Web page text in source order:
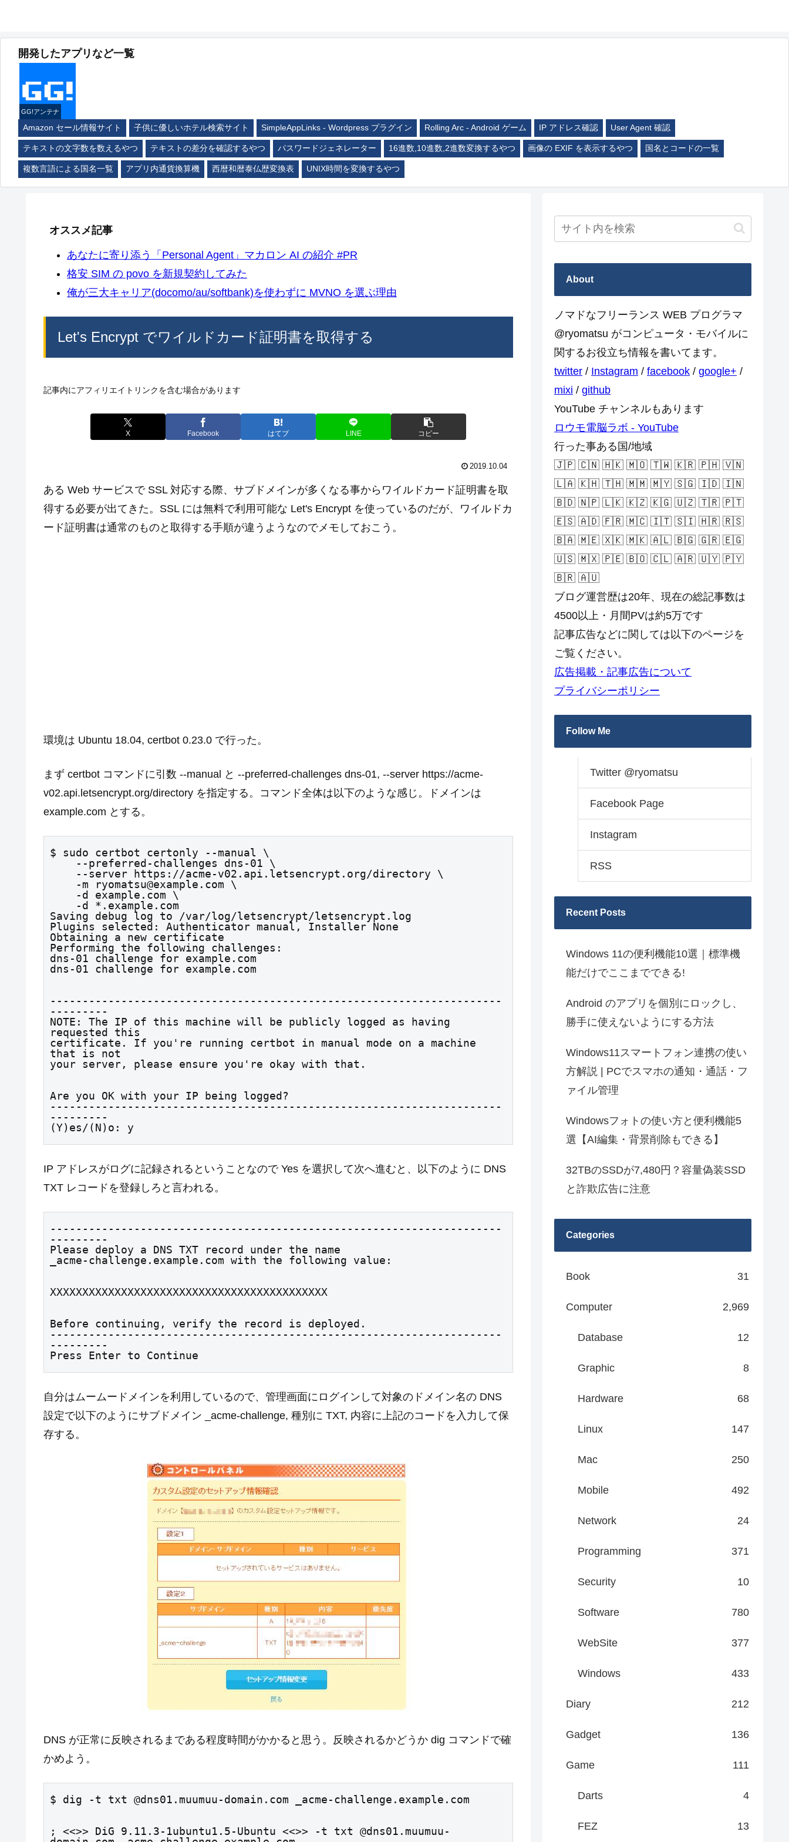
開発したアプリなど一覧
GG!アンテナ
Amazon セール情報サイト 子供に優しいホテル検索サイト SimpleAppLinks - Wordpress プラグイン Rolling Arc - Android ゲーム IP アドレス確認 User Agent 確認
テキストの文字数を数えるやつ テキストの差分を確認するやつ パスワードジェネレーター 16進数,10進数,2進数変換するやつ 画像の EXIF を表示するやつ 国名とコードの一覧
複数言語による国名一覧 アプリ内通貨換算機 西暦和暦泰仏歴変換表 UNIX時間を変換するやつ
オススメ記事
あなたに寄り添う「Personal Agent」マカロン AI の紹介 #PR
格安 SIM の povo を新規契約してみた
俺が三大キャリア(docomo/au/softbank)を使わずに MVNO を選ぶ理由
Let's Encrypt でワイルドカード証明書を取得する
記事内にアフィリエイトリンクを含む場合があります
X Facebook はてブ LINE コピー
2019.10.04
ある Web サービスで SSL 対応する際、サブドメインが多くなる事からワイルドカード証明書を取
得する必要が出てきた。SSL には無料で利用可能な Let's Encrypt を使っているのだが、ワイルドカ
ード証明書は通常のものと取得する手順が違うようなのでメモしておこう。
環境は Ubuntu 18.04, certbot 0.23.0 で行った。
まず certbot コマンドに引数 --manual と --preferred-challenges dns-01, --server https://acme-
v02.api.letsencrypt.org/directory を指定する。コマンド全体は以下のような感じ。ドメインは
example.com とする。
$ sudo certbot certonly --manual \
Saving debug log to /var/log/letsencrypt/letsencrypt.log
Plugins selected: Authenticator manual, Installer None
Obtaining a new certificate
Performing the following challenges:
dns-01 challenge for example.com
dns-01 challenge for example.com
----------------------------------------------------------------------
---------
NOTE: The IP of this machine will be publicly logged as having
requested this
certificate. If you're running certbot in manual mode on a machine
that is not
your server, please ensure you're okay with that.
Are you OK with your IP being logged?
----------------------------------------------------------------------
---------
(Y)es/(N)o: y
IP アドレスがログに記録されるということなので Yes を選択して次へ進むと、以下のように DNS
TXT レコードを登録しろと言われる。
----------------------------------------------------------------------
---------
Please deploy a DNS TXT record under the name
_acme-challenge.example.com with the following value:
XXXXXXXXXXXXXXXXXXXXXXXXXXXXXXXXXXXXXXXXXXX
Before continuing, verify the record is deployed.
----------------------------------------------------------------------
---------
Press Enter to Continue
自分はムームードメインを利用しているので、管理画面にログインして対象のドメイン名の DNS
設定で以下のようにサブドメイン _acme-challenge, 種別に TXT, 内容に上記のコードを入力して保
存する。
DNS が正常に反映されるまである程度時間がかかると思う。反映されるかどうか dig コマンドで確
かめよう。
$ dig -t txt @dns01.muumuu-domain.com _acme-challenge.example.com
; <<>> DiG 9.11.3-1ubuntu1.5-Ubuntu <<>> -t txt @dns01.muumuu-
About
ノマドなフリーランス WEB プログラマ
@ryomatsu がコンピュータ・モバイルに
関するお役立ち情報を書いてます。
twitter / Instagram / facebook / google+ /
mixi / github
YouTube チャンネルもあります
ロウモ電脳ラボ - YouTube
行った事ある国/地域
🇯🇵 🇨🇳 🇭🇰 🇲🇴 🇹🇼 🇰🇷 🇵🇭 🇻🇳
🇱🇦 🇰🇭 🇹🇭 🇲🇲 🇲🇾 🇸🇬 🇮🇩 🇮🇳
🇧🇩 🇳🇵 🇱🇰 🇰🇿 🇰🇬 🇺🇿 🇹🇷 🇵🇹
🇪🇸 🇦🇩 🇫🇷 🇲🇨 🇮🇹 🇸🇮 🇭🇷 🇷🇸
🇧🇦 🇲🇪 🇽🇰 🇲🇰 🇦🇱 🇧🇬 🇬🇷 🇪🇬
🇺🇸 🇲🇽 🇵🇪 🇧🇴 🇨🇱 🇦🇷 🇺🇾 🇵🇾
🇧🇷 🇦🇺
ブログ運営歴は20年、現在の総記事数は
4500以上・月間PVは約5万です
記事広告などに関しては以下のページを
ご覧ください。
広告掲載・記事広告について
プライバシーポリシー
Follow Me
Twitter @ryomatsu
Facebook Page
Instagram
RSS
Recent Posts
Windows 11の便利機能10選｜標準機
能だけでここまでできる!
Android のアプリを個別にロックし、
勝手に使えないようにする方法
Windows11スマートフォン連携の使い
方解説 | PCでスマホの通知・通話・フ
ァイル管理
Windowsフォトの使い方と便利機能5
選【AI編集・背景削除もできる】
32TBのSSDが7,480円？容量偽装SSD
と詐欺広告に注意
Categories
Book 31
Computer 2,969
Database 12
Graphic 8
Hardware 68
Linux 147
Mac 250
Mobile 492
Network 24
Programming 371
Security 10
Software 780
WebSite 377
Windows 433
Diary 212
Gadget 136
Game 111
Darts 4
FEZ 13